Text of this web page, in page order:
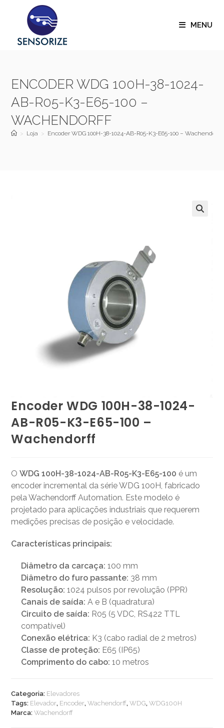
MENU
ENCODER WDG 100H-38-1024-
AB-R05-K3-E65-100 –
WACHENDORFF
> Loja > Encoder WDG 100H-38-1024-AB-R05-K3-E65-100 – Wachendorff
Encoder WDG 100H-38-1024-
AB-R05-K3-E65-100 –
Wachendorff
OWDG 100H-38-1024-AB-R05-K3-E65-100 é um
encoder incremental da série WDG 100H, fabricado
pela Wachendorff Automation. Este modelo é
projetado para aplicações industriais que requerem
medições precisas de posição e velocidade.
Características principais:
Diâmetro da carcaça: 100 mm
Diâmetro do furo passante: 38 mm
Resolução: 1024 pulsos por revolução (PPR)
Canais de saída: A e B (quadratura)
Circuito de saída: R05 (5 VDC, RS422 TTL
compatível)
Conexão elétrica: K3 (cabo radial de 2 metros)
Classe de proteção: E65 (IP65)
Comprimento do cabo: 10 metros
Categoria: Elevadores
Tags: Elevador, Encoder,Wachendorff,WDG,WDG100H
Marca:Wachendorff